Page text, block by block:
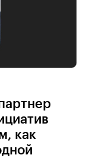
как